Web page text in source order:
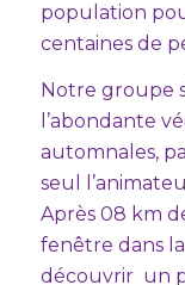
population
centaines de
Notre groupe
l’abondante
automnales,
seul
Après 08 km
fenêtre dans
découvrir un